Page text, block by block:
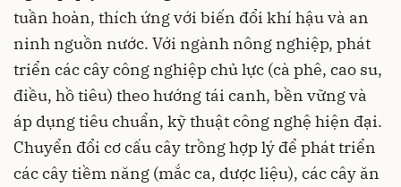
tuần hoàn, thích ứng với biến đổi khí hậu và an
ninh nguồn nước. Với ngành nông nghiệp, phát
triển các cây công nghiệp chủ lực (cà phê, cao su,
điều, hồ tiêu) theo hướng tái canh, bền vững và
áp dụng tiêu chuẩn, kỹ thuật công nghệ hiện đại.
Chuyển đổi cơ cấu cây trồng hợp lý để phát triển
các cây tiềm năng (mắc ca, dược liệu), các cây ăn